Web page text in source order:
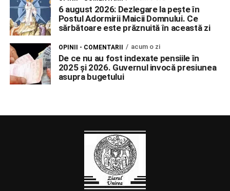
6 august 2026: Dezlegare la pește în
Postul Adormirii Maicii Domnului. Ce
sărbătoare este prăznuită în această zi
OPINII - COMENTARII acum o zi
De ce nu au fost indexate pensiile în
2025 și 2026. Guvernul invocă presiunea
asupra bugetului